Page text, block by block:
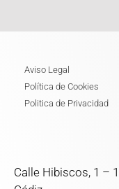
Aviso Legal
Política de Cookies
Politica de Privacidad
Calle Hibiscos, 1 –